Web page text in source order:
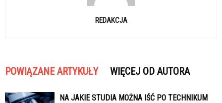
REDAKCJA
POWIĄZANE ARTYKUŁY WIĘCEJ OD AUTORA
NA JAKIE STUDIA MOŻNA IŚĆ PO TECHNIKUM